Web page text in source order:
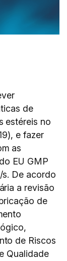
de
estéreis no
e fazer
as
EU GMP
s. De acordo
a revisão
de
de Riscos
Qualidade